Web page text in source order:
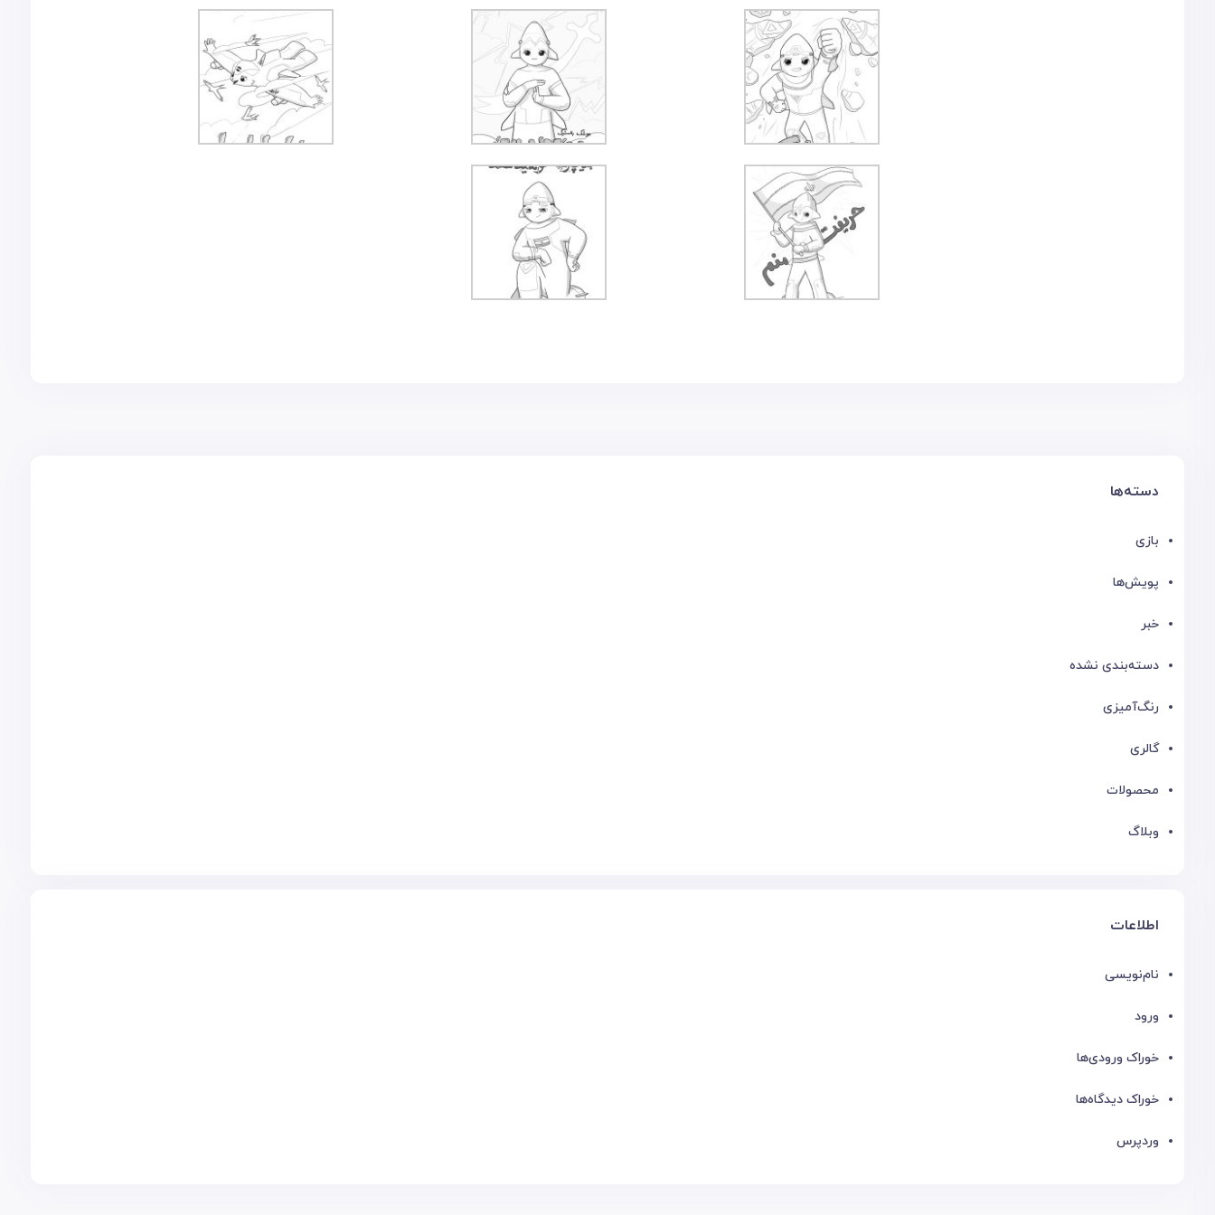
دسته‌ها
بازی
پویش‌ها
خبر
دسته‌بندی نشده
رنگ‌آمیزی
گالری
محصولات
وبلاگ
اطلاعات
نام‌نویسی
ورود
خوراک ورودی‌ها
خوراک دیدگاه‌ها
وردپرس